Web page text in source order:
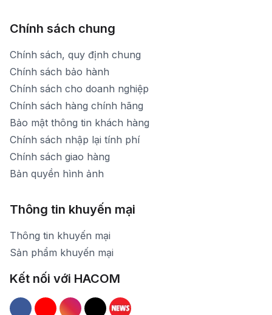
Chính sách chung
Chính sách, quy định chung
Chính sách bảo hành
Chính sách cho doanh nghiệp
Chính sách hàng chính hãng
Bảo mật thông tin khách hàng
Chính sách nhập lại tính phí
Chính sách giao hàng
Bản quyền hình ảnh
Thông tin khuyến mại
Thông tin khuyến mại
Sản phẩm khuyến mại
Kết nối với HACOM